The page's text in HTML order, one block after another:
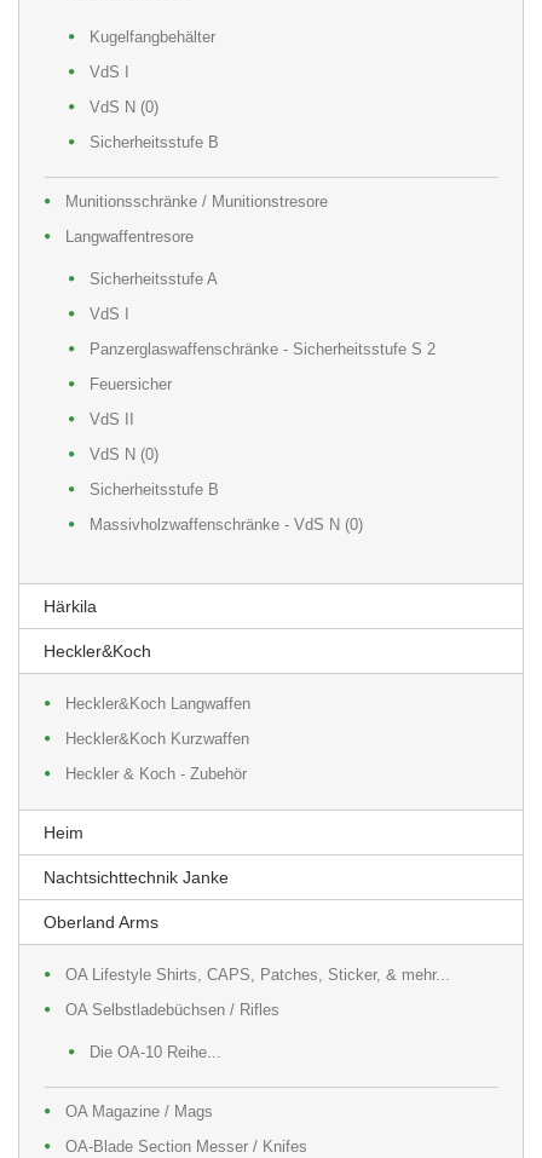
Kugelfangbehälter
VdS I
VdS N (0)
Sicherheitsstufe B
Munitionsschränke / Munitionstresore
Langwaffentresore
Sicherheitsstufe A
VdS I
Panzerglaswaffenschränke - Sicherheitsstufe S 2
Feuersicher
VdS II
VdS N (0)
Sicherheitsstufe B
Massivholzwaffenschränke - VdS N (0)
Härkila
Heckler&Koch
Heckler&Koch Langwaffen
Heckler&Koch Kurzwaffen
Heckler & Koch - Zubehör
Heim
Nachtsichttechnik Janke
Oberland Arms
OA Lifestyle Shirts, CAPS, Patches, Sticker, & mehr...
OA Selbstladebüchsen / Rifles
Die OA-10 Reihe...
OA Magazine / Mags
OA-Blade Section Messer / Knifes